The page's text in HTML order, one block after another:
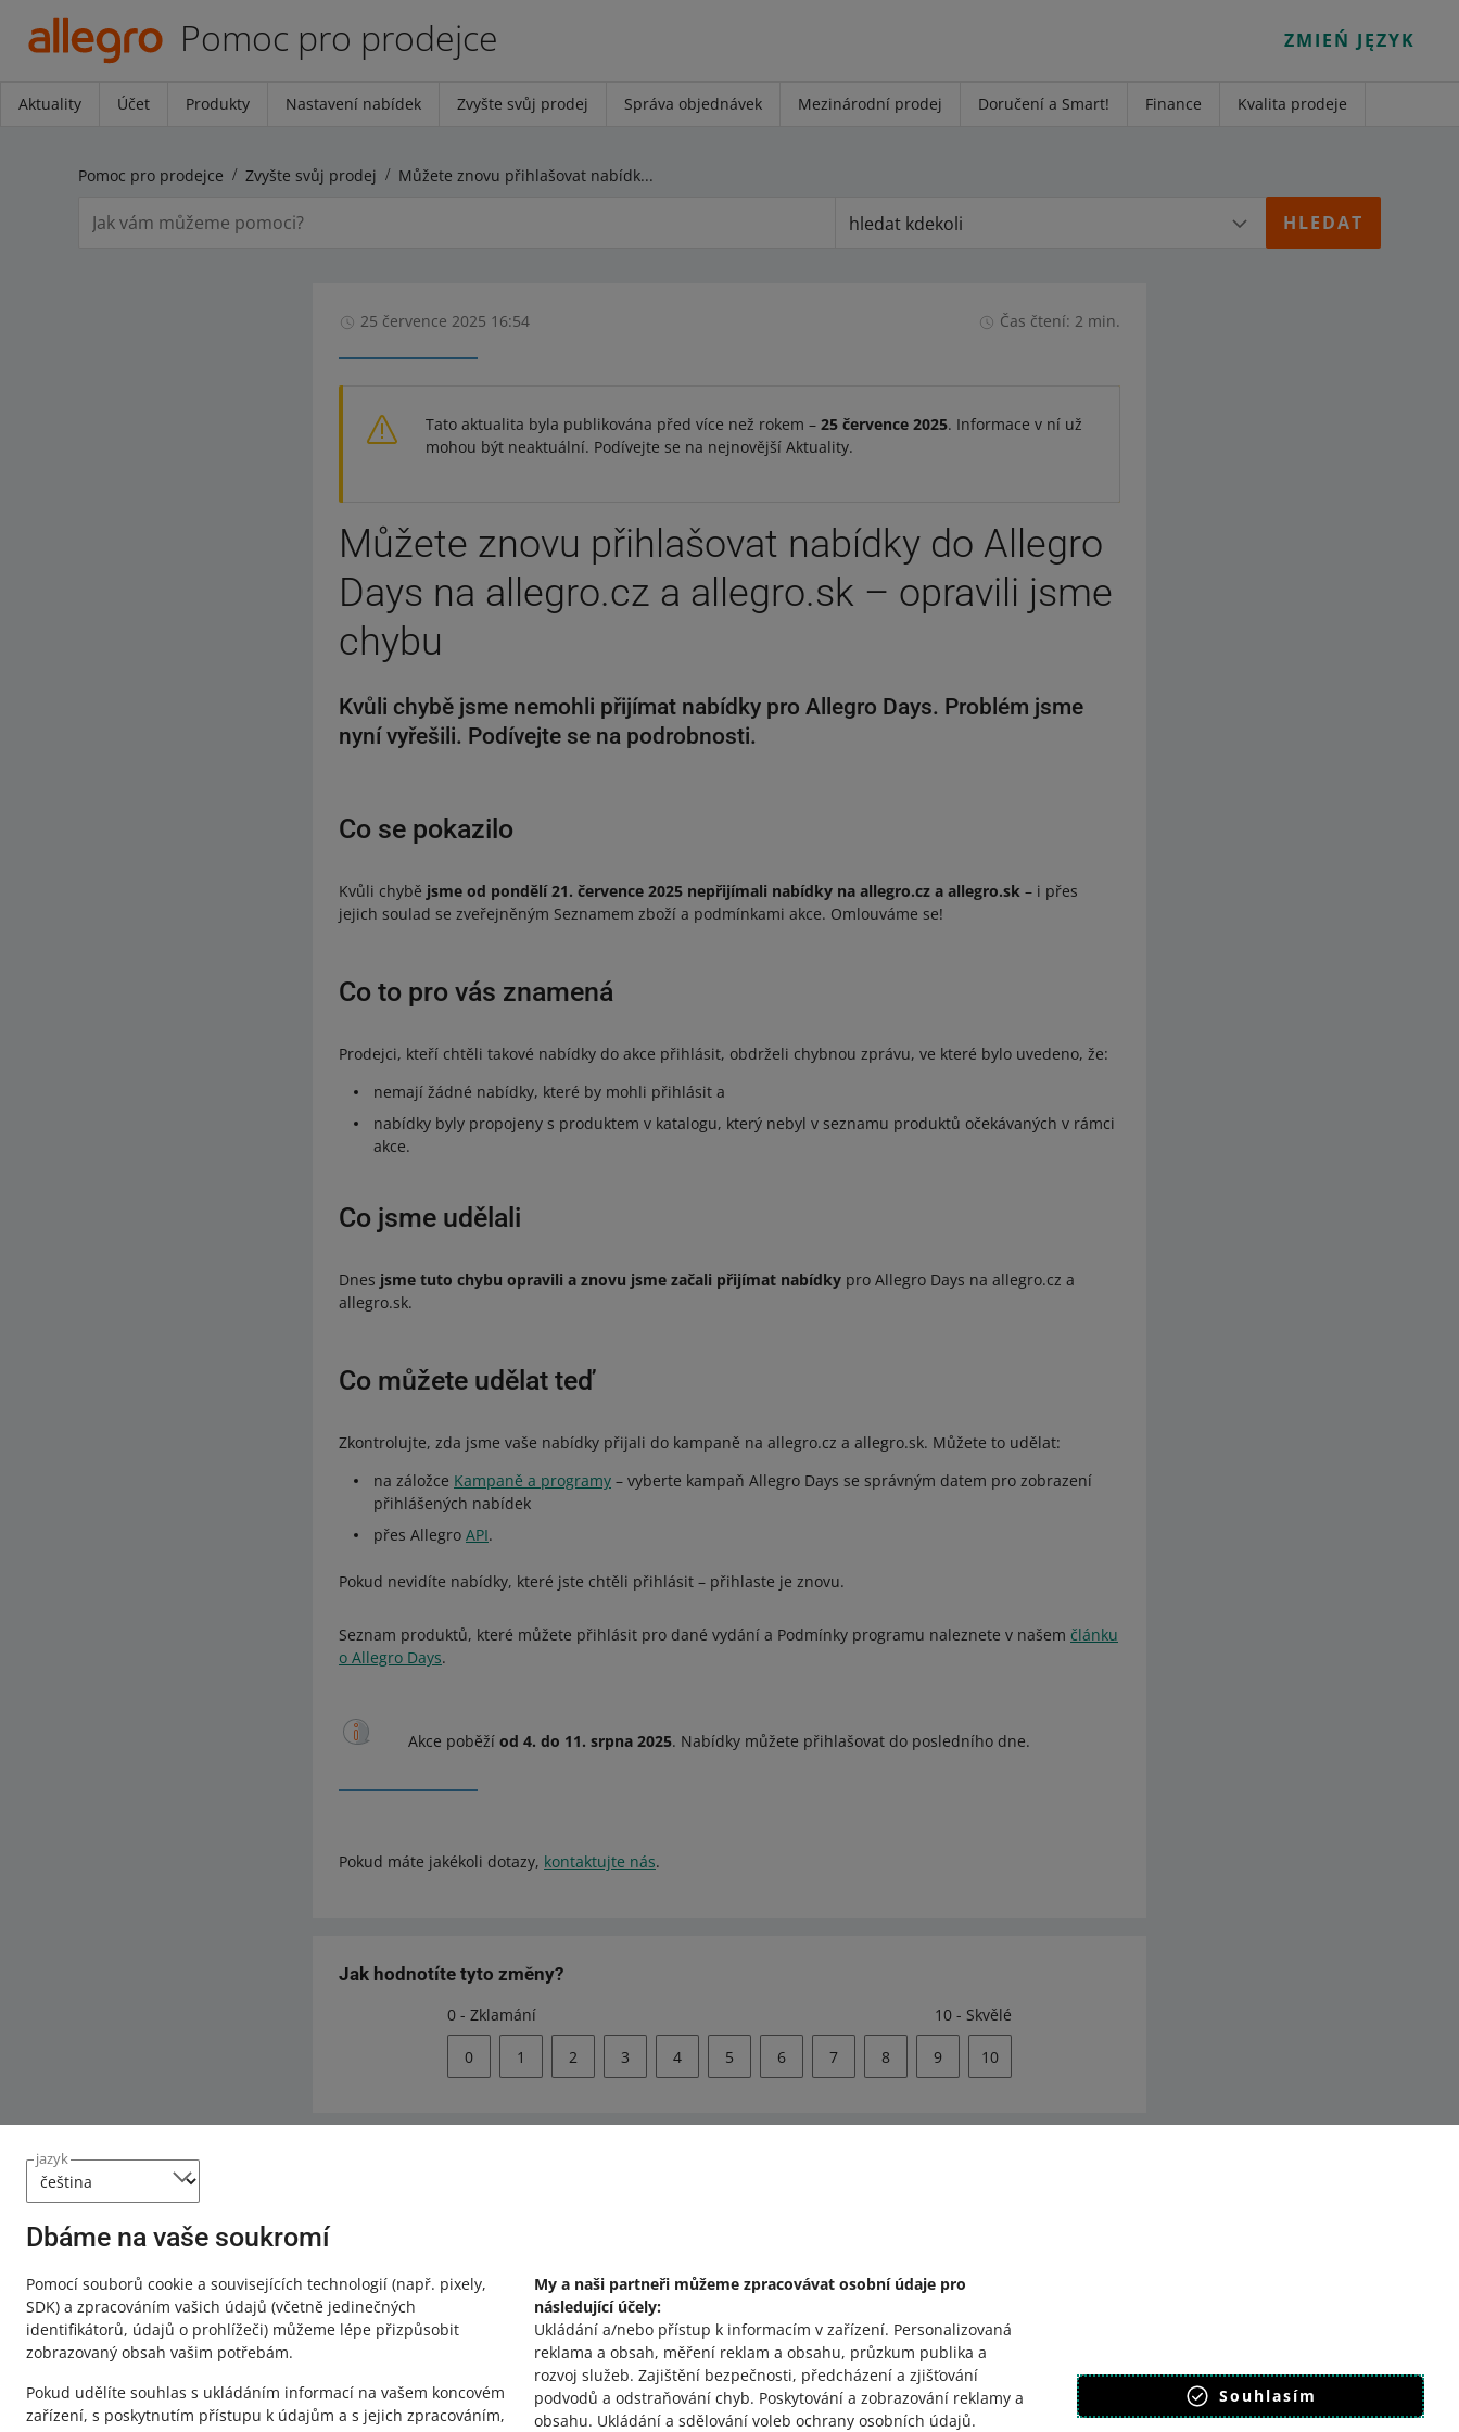
jazyk
Dbáme na vaše soukromí
Pomocí souborů cookie a souvisejících technologií (např. pixely,
SDK) a zpracováním vašich údajů (včetně jedinečných
identifikátorů, údajů o prohlížeči) můžeme lépe přizpůsobit
zobrazovaný obsah vašim potřebám.
Pokud udělíte souhlas s ukládáním informací na vašem koncovém
zařízení, s poskytnutím přístupu k údajům a s jejich zpracováním,
My a naši partneři můžeme zpracovávat osobní údaje pro
následující účely:
Ukládání a/nebo přístup k informacím v zařízení. Personalizovaná
reklama a obsah, měření reklam a obsahu, průzkum publika a
rozvoj služeb. Zajištění bezpečnosti, předcházení a zjišťování
podvodů a odstraňování chyb. Poskytování a zobrazování reklamy a
obsahu. Ukládání a sdělování voleb ochrany osobních údajů.
Souhlasím
Pomoc pro prodejce ZMIEŃ JĘZYK
Aktuality Účet Produkty Nastavení nabídek Zvyšte svůj prodej Správa objednávek Mezinárodní prodej Doručení a Smart! Finance Kvalita prodeje
Pomoc pro prodejce Zvyšte svůj prodej Můžete znovu přihlašovat nabídky do Allegro Days na allegro.cz a allegro.sk – opravili jsme chybu
hledat kdekoli
25 července 2025 16:54 Čas čtení: 2 min.
Tato aktualita byla publikována před více než rokem – 25 července 2025. Informace v ní už
mohou být neaktuální. Podívejte se na nejnovější Aktuality.
Můžete znovu přihlašovat nabídky do Allegro
Days na allegro.cz a allegro.sk – opravili jsme
chybu
Kvůli chybě jsme nemohli přijímat nabídky pro Allegro Days. Problém jsme
nyní vyřešili. Podívejte se na podrobnosti.
Co se pokazilo
Kvůli chybě jsme od pondělí 21. července 2025 nepřijímali nabídky na allegro.cz a allegro.sk – i přes
jejich soulad se zveřejněným Seznamem zboží a podmínkami akce. Omlouváme se!
Co to pro vás znamená
Prodejci, kteří chtěli takové nabídky do akce přihlásit, obdrželi chybnou zprávu, ve které bylo uvedeno, že:
nemají žádné nabídky, které by mohli přihlásit a
nabídky byly propojeny s produktem v katalogu, který nebyl v seznamu produktů očekávaných v rámci
akce.
Co jsme udělali
Dnes jsme tuto chybu opravili a znovu jsme začali přijímat nabídky pro Allegro Days na allegro.cz a
allegro.sk.
Co můžete udělat teď
Zkontrolujte, zda jsme vaše nabídky přijali do kampaně na allegro.cz a allegro.sk. Můžete to udělat:
na záložce Kampaně a programy – vyberte kampaň Allegro Days se správným datem pro zobrazení
přihlášených nabídek
přes Allegro API.
Pokud nevidíte nabídky, které jste chtěli přihlásit – přihlaste je znovu.
Seznam produktů, které můžete přihlásit pro dané vydání a Podmínky programu naleznete v našem článku
o Allegro Days.
Akce poběží od 4. do 11. srpna 2025. Nabídky můžete přihlašovat do posledního dne.
Pokud máte jakékoli dotazy, kontaktujte nás.
Jak hodnotíte tyto změny?
0 - Zklamání 10 - Skvělé
0 1 2 3 4 5 6 7 8 9 10